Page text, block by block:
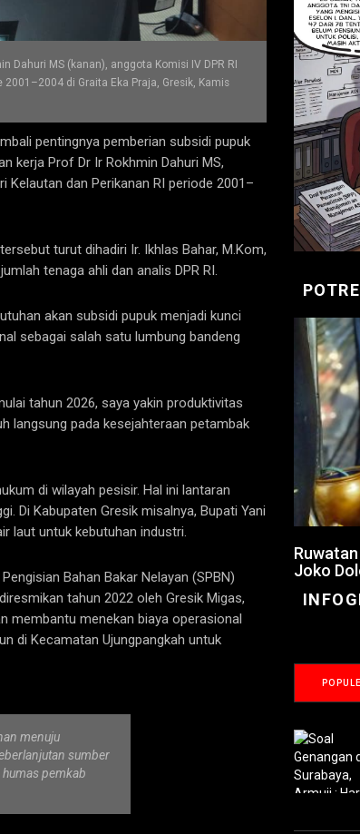
Dahuri MS (kanan), anggota Komisi IV DPR RI
di Graita Eka Praja, Gresik, Kamis
pentingnya pemberian subsidi pupuk
kerja Prof Dr Ir Rokhmin Dahuri MS,
Kelautan dan Perikanan RI periode 2001–
turut dihadiri Ir. Ikhlas Bahar, M.Kom,
tenaga ahli dan analis DPR RI.
akan subsidi pupuk menjadi kunci
sebagai salah satu lumbung bandeng
tahun 2026, saya yakin produktivitas
langsung pada kesejahteraan petambak
di wilayah pesisir. Hal ini lantaran
Di Kabupaten Gresik misalnya, Bupati Yani
laut untuk kebutuhan industri.
Bahan Bakar Nelayan (SPBN)
tahun 2022 oleh Gresik Migas,
membantu menekan biaya operasional
di Kecamatan Ujungpangkah untuk
menuju
sumber
pemkab
Joko